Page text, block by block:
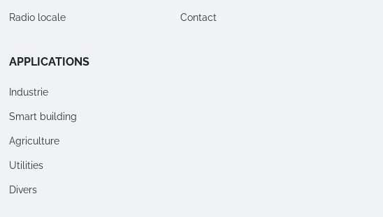
Radio locale
APPLICATIONS
Industrie
Smart building
Agriculture
Utilities
Divers
Contact